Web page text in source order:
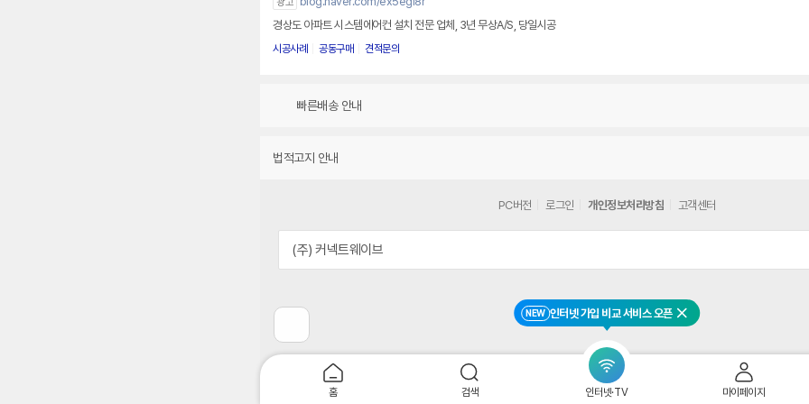
NEW 인터넷 가입 비교 서비스 오픈 닫기
홈 검색 인터넷·TV 마이페이지
경상도 아파트 시스템에어컨 설치 전문 업체, 3년 무상A/S, 당일시공
시공사례 공동구매 견적문의
빠른배송 안내
법적고지 안내
전
페
PC버전 로그인 개인정보처리방침 고객센터
(주) 커넥트웨이브